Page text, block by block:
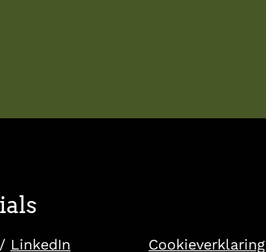
LinkedIn Cookieverklaring